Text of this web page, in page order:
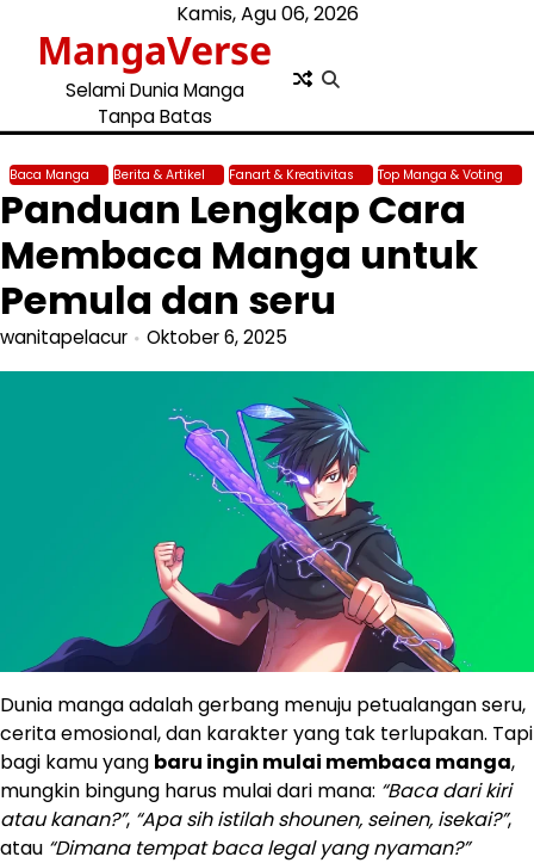
content
Kamis, Agu 06, 2026
MangaVerse
Selami Dunia Manga
Tanpa Batas
Baca Manga Berita & Artikel Fanart & Kreativitas Top Manga & Voting
Panduan Lengkap Cara
Membaca Manga untuk
Pemula dan seru
wanitapelacur Oktober 6, 2025
Dunia manga adalah gerbang menuju petualangan seru,
cerita emosional, dan karakter yang tak terlupakan. Tapi
bagi kamu yang baru ingin mulai membaca manga,
mungkin bingung harus mulai dari mana: “Baca dari kiri
atau kanan?”, “Apa sih istilah shounen, seinen, isekai?”,
atau “Dimana tempat baca legal yang nyaman?”